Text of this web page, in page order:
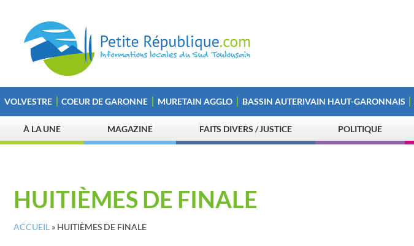
VOLVESTRE COEUR DE GARONNE MURETAIN AGGLO BASSIN AUTERIVAIN HAUT-GARONNAIS
À LA UNE MAGAZINE FAITS DIVERS / JUSTICE POLITIQUE
HUITIÈMES DE FINALE
ACCUEIL » HUITIÈMES DE FINALE